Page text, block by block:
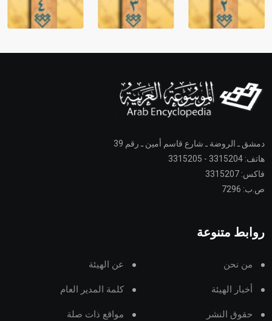
دمشق ـ الروضة ـ شارع قاسم أمين ـ رقم 39
هاتف: 3315204 - 3315205
فاكس: 3315207
ص.ب: 7296
روابط متنوعة
من نحن عن الهيئة
أخبار الهيئة كلمة المدير العام
حقوق النشر مواقع ذات صلة